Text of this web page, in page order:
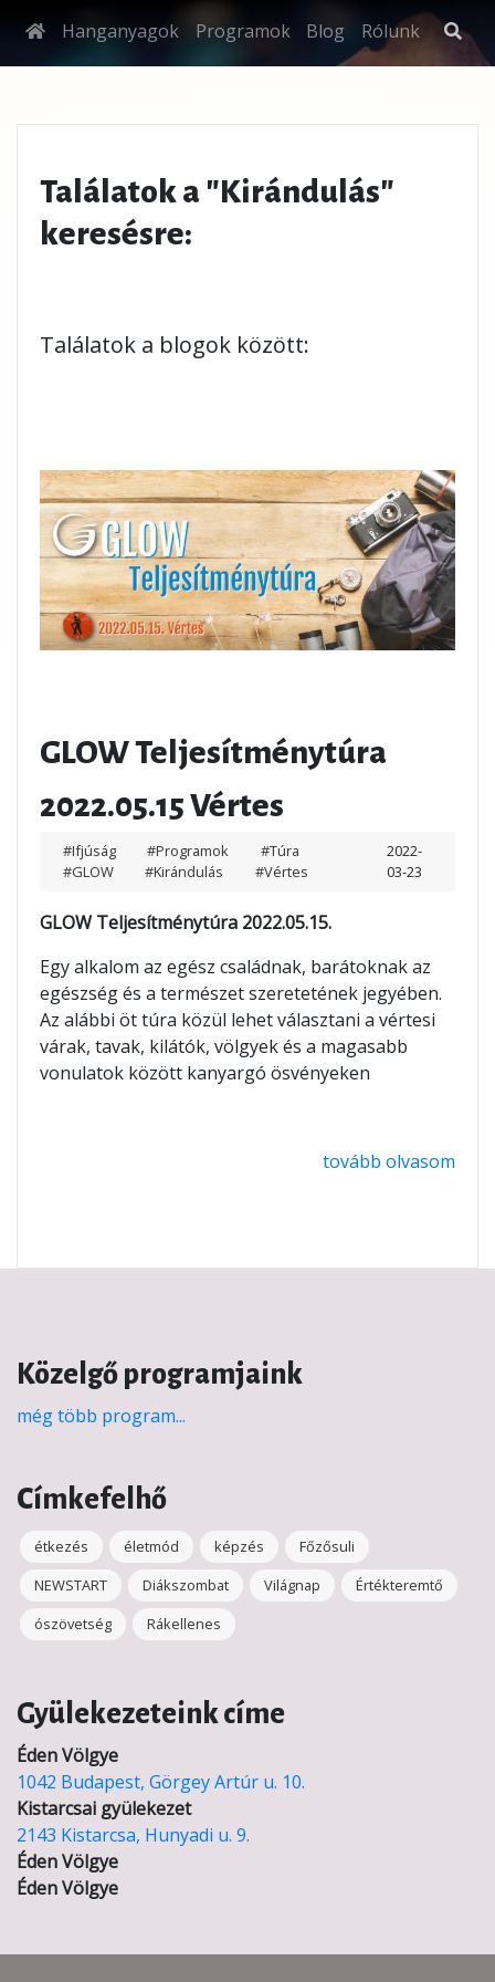
Hanganyagok Programok Blog Rólunk
Találatok a "Kirándulás"
keresésre:
Találatok a blogok között:
GLOW Teljesítménytúra
2022.05.15 Vértes
#Ifjúság #Programok
#Túra
#GLOW
#Kirándulás #Vértes
2022-
03-23
GLOW Teljesítménytúra 2022.05.15.
Egy alkalom az egész családnak, barátoknak az
egészség és a természet szeretetének jegyében.
Az alábbi öt túra közül lehet választani a vértesi
várak, tavak, kilátók, völgyek és a magasabb
vonulatok között kanyargó ösvényeken
tovább olvasom
Közelgő programjaink
még több program...
Címkefelhő
étkezés életmód képzés
Főzősuli
NEWSTART
Diákszombat Világnap
Értékteremtő
ószövetség
Rákellenes
Gyülekezeteink címe
Éden Völgye
1042 Budapest, Görgey Artúr u. 10.
Kistarcsai gyülekezet
2143 Kistarcsa, Hunyadi u. 9.
Éden Völgye
Éden Völgye